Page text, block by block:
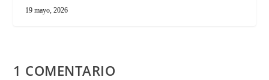
19 mayo, 2026
1 COMENTARIO